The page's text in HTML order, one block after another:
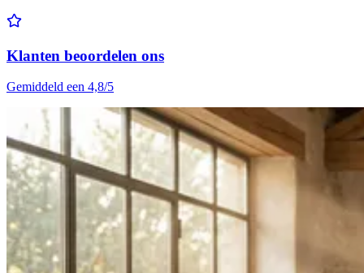
Klanten beoordelen ons
Gemiddeld een 4,8/5